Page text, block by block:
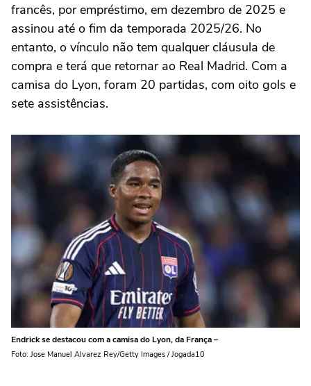
francês, por empréstimo, em dezembro de 2025 e
assinou até o fim da temporada 2025/26. No
entanto, o vínculo não tem qualquer cláusula de
compra e terá que retornar ao Real Madrid. Com a
camisa do Lyon, foram 20 partidas, com oito gols e
sete assistências.
Endrick se destacou com a camisa do Lyon, da França –
Foto: Jose Manuel Alvarez Rey/Getty Images / Jogada10